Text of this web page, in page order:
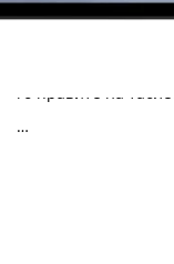
Nokia T21 -
Независимо дали
го правите на
…